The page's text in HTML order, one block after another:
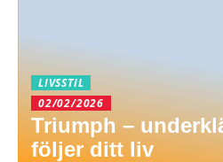
LIVSSTIL
02/02/2026
Triumph –
följer ditt liv